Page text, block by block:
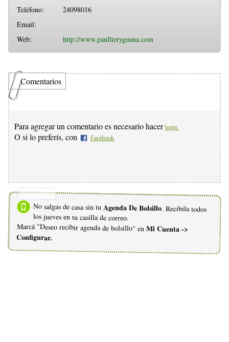
Teléfono:
24098016
Email:
Web:
http://www.paullieryguana.com
Comentarios
Para agregar un comentario es necesario hacer login.
O si lo preferís, con Facebook
No salgas de casa sin tu Agenda De Bolsillo. Recibila todos
los jueves en tu casilla de correo.
Marcá "Deseo recibir agenda de bolsillo" en Mi Cuenta ->
Configurar.